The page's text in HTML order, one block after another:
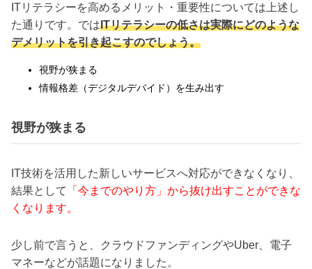
ITリテラシーを高めるメリット・重要性については上述し
た通りです。ではITリテラシーの低さは実際にどのような
デメリットを引き起こすのでしょう。
視野が狭まる
情報格差（デジタルデバイド）を生み出す
視野が狭まる
IT技術を活用した新しいサービスへ対応ができなくなり、
結果として
「今までのやり方」から抜け出すことができな
くなります。
少し前で言うと、クラウドファンディングやUber、電子
マネーなどが話題になりました。